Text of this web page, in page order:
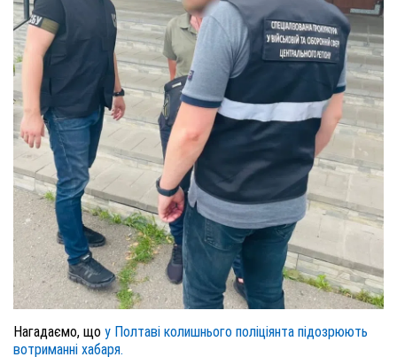
Нагадаємо, що у Полтаві колишнього поліціянта підозрюють
вотриманні хабаря.